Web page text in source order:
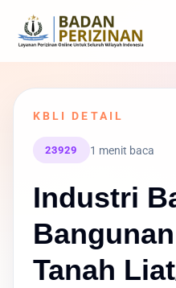
KBLI DETAIL
23929 1 menit baca
Industri
Tanah